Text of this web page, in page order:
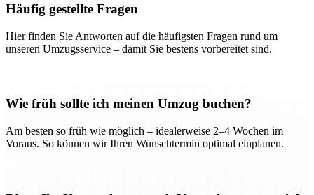
Häufig gestellte Fragen
Hier finden Sie Antworten auf die häufigsten Fragen rund um
unseren Umzugsservice – damit Sie bestens vorbereitet sind.
Wie früh sollte ich meinen Umzug buchen?
Am besten so früh wie möglich – idealerweise 2–4 Wochen im
Voraus. So können wir Ihren Wunschtermin optimal einplanen.